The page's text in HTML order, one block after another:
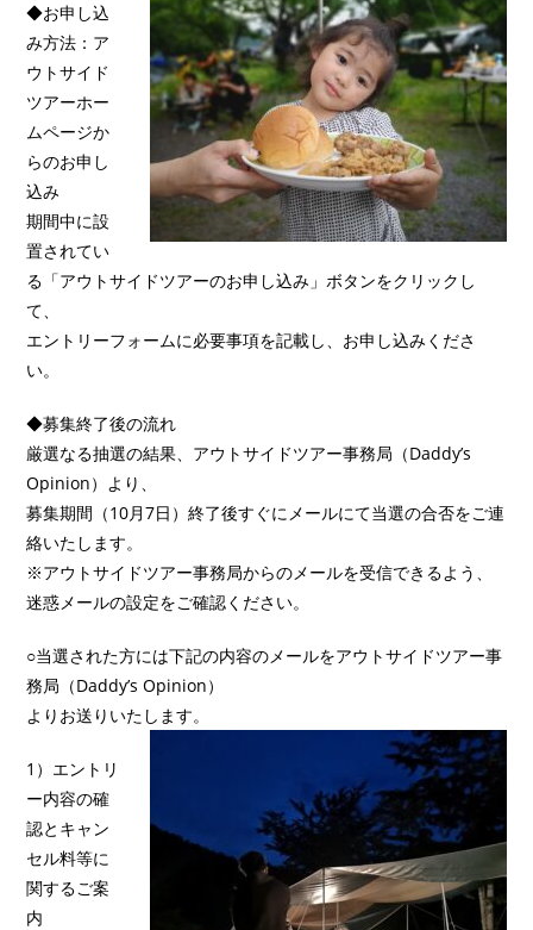
◆お申し込
み方法：ア
ウトサイド
ツアーホー
ムページか
らのお申し
込み
期間中に設
置されてい
る「アウトサイドツアーのお申し込み」ボタンをクリックし
て、
エントリーフォームに必要事項を記載し、お申し込みくださ
い。
◆募集終了後の流れ
厳選なる抽選の結果、アウトサイドツアー事務局（Daddy’s
Opinion）より、
募集期間（10月7日）終了後すぐにメールにて当選の合否をご連
絡いたします。
※アウトサイドツアー事務局からのメールを受信できるよう、
迷惑メールの設定をご確認ください。
○当選された方には下記の内容のメールをアウトサイドツアー事
務局（Daddy’s Opinion）
よりお送りいたします。
1）エントリ
ー内容の確
認とキャン
セル料等に
関するご案
内